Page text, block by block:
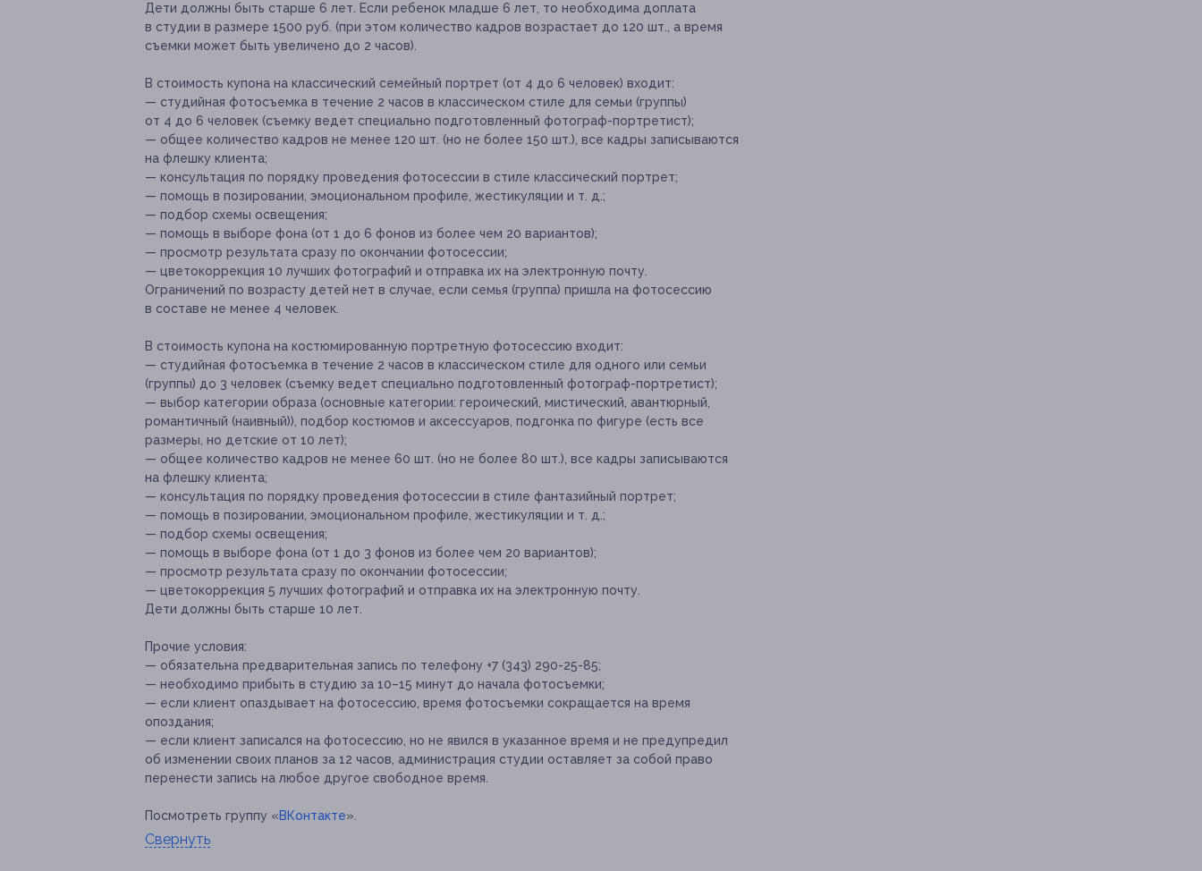
Дети должны быть старше 6 лет. Если ребенок младше 6 лет, то необходима доплата
в студии в размере 1500 руб. (при этом количество кадров возрастает до 120 шт., а время
съемки может быть увеличено до 2 часов).
В стоимость купона на классический семейный портрет (от 4 до 6 человек) входит:
— студийная фотосъемка в течение 2 часов в классическом стиле для семьи (группы)
от 4 до 6 человек (съемку ведет специально подготовленный фотограф-портретист);
— общее количество кадров не менее 120 шт. (но не более 150 шт.), все кадры записываются
на флешку клиента;
— консультация по порядку проведения фотосессии в стиле классический портрет;
— помощь в позировании, эмоциональном профиле, жестикуляции и т. д.;
— подбор схемы освещения;
— помощь в выборе фона (от 1 до 6 фонов из более чем 20 вариантов);
— просмотр результата сразу по окончании фотосессии;
— цветокоррекция 10 лучших фотографий и отправка их на электронную почту.
Ограничений по возрасту детей нет в случае, если семья (группа) пришла на фотосессию
в составе не менее 4 человек.
В стоимость купона на костюмированную портретную фотосессию входит:
— студийная фотосъемка в течение 2 часов в классическом стиле для одного или семьи
(группы) до 3 человек (съемку ведет специально подготовленный фотограф-портретист);
— выбор категории образа (основные категории: героический, мистический, авантюрный,
романтичный (наивный)), подбор костюмов и аксессуаров, подгонка по фигуре (есть все
размеры, но детские от 10 лет);
— общее количество кадров не менее 60 шт. (но не более 80 шт.), все кадры записываются
на флешку клиента;
— консультация по порядку проведения фотосессии в стиле фантазийный портрет;
— помощь в позировании, эмоциональном профиле, жестикуляции и т. д.;
— подбор схемы освещения;
— помощь в выборе фона (от 1 до 3 фонов из более чем 20 вариантов);
— просмотр результата сразу по окончании фотосессии;
— цветокоррекция 5 лучших фотографий и отправка их на электронную почту.
Дети должны быть старше 10 лет.
Прочие условия:
— обязательна предварительная запись по телефону +7 (343) 290-25-85;
— необходимо прибыть в студию за 10–15 минут до начала фотосъемки;
— если клиент опаздывает на фотосессию, время фотосъемки сокращается на время
опоздания;
— если клиент записался на фотосессию, но не явился в указанное время и не предупредил
об изменении своих планов за 12 часов, администрация студии оставляет за собой право
перенести запись на любое другое свободное время.
Посмотреть группу «ВКонтакте».
Свернуть